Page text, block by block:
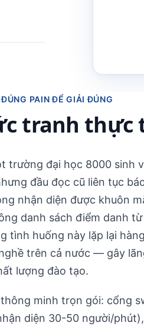
ĐÚNG PAIN ĐỂ GIẢI ĐÚNG
tranh thực
trường đại học 8000 sinh
đầu đọc cũ liên tục
nhận diện được khuôn
danh sách điểm danh
tình huống này lặp lại
trên cả nước — gây
lượng đào tạo.
minh trọn gói: cổng
diện 30-50 người/